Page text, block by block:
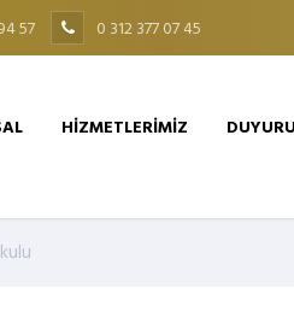
57 0 312 377 07 45
HİZMETLERİMİZ